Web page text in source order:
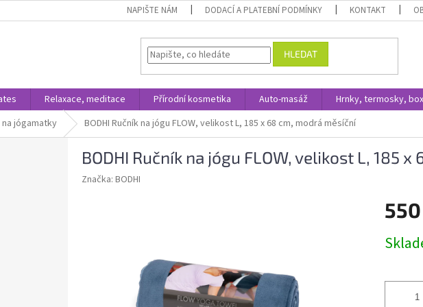
NAPIŠTE NÁM DODACÍ A PLATEBNÍ PODMÍNKY KONTAKT
HLEDAT
Relaxace, meditace Přírodní kosmetika Auto-masáž Hrnky, termosky,
na jógamatky BODHI Ručník na jógu FLOW, velikost L, 185 x 68 cm, modrá měsíční
BODHI Ručník na jógu FLOW, velikost L, 185
Značka: BODHI
cena: